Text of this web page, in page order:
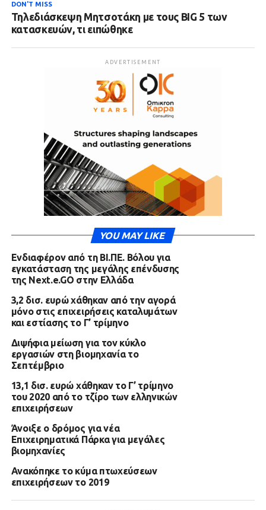
DON'T MISS
Τηλεδιάσκεψη Μητσοτάκη με τους BIG 5 των
κατασκευών, τι ειπώθηκε
ADVERTISEMENT
YOU MAY LIKE
Ενδιαφέρον από τη ΒΙ.ΠΕ. Βόλου για
εγκατάσταση της μεγάλης επένδυσης
της Next.e.GO στην Ελλάδα
3,2 δισ. ευρώ χάθηκαν από την αγορά
μόνο στις επιχειρήσεις καταλυμάτων
και εστίασης το Γ’ τρίμηνο
Διψήφια μείωση για τον κύκλο
εργασιών στη βιομηχανία το
Σεπτέμβριο
13,1 δισ. ευρώ χάθηκαν το Γ’ τρίμηνο
του 2020 από το τζίρο των ελληνικών
επιχειρήσεων
Άνοιξε ο δρόμος για νέα
Επιχειρηματικά Πάρκα για μεγάλες
βιομηχανίες
Ανακόπηκε το κύμα πτωχεύσεων
επιχειρήσεων το 2019